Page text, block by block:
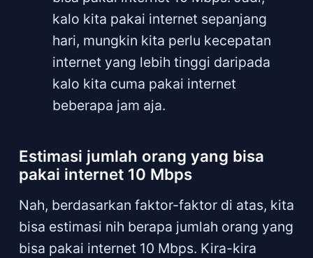
kalo kita pakai internet sepanjang
hari, mungkin kita perlu kecepatan
internet yang lebih tinggi daripada
kalo kita cuma pakai internet
beberapa jam aja.
Estimasi jumlah orang yang bisa
pakai internet 10 Mbps
Nah, berdasarkan faktor-faktor di atas, kita
bisa estimasi nih berapa jumlah orang yang
bisa pakai internet 10 Mbps. Kira-kira